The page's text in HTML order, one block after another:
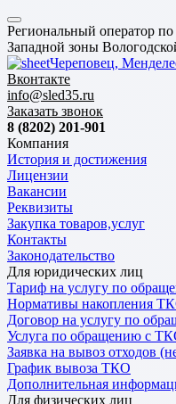
Региональный оператор
Западной зоны
Череповец,
Вконтакте
info@sled35.ru
Заказать звонок
8 (8202) 201-901
Компания
История и достижения
Лицензии
Вакансии
Реквизиты
Закупка товаров,услуг
Контакты
Законодательство
Для юридических лиц
Тариф на услугу по
Нормативы накопления
Договор на услугу по
Услуга по обращению с
Заявка на вывоз отходов
График вывоза ТКО
Дополнительная
Для физических лиц